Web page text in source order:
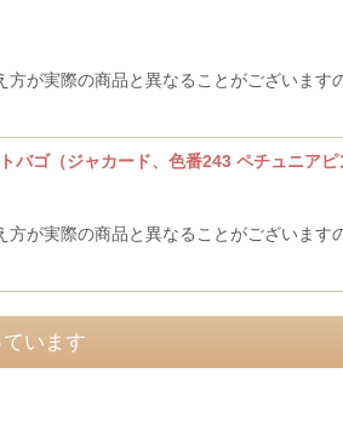
方が実際の商品と異なることがございま
バゴ（ジャカード、色番243 ペチュニアピ
方が実際の商品と異なることがございま
います